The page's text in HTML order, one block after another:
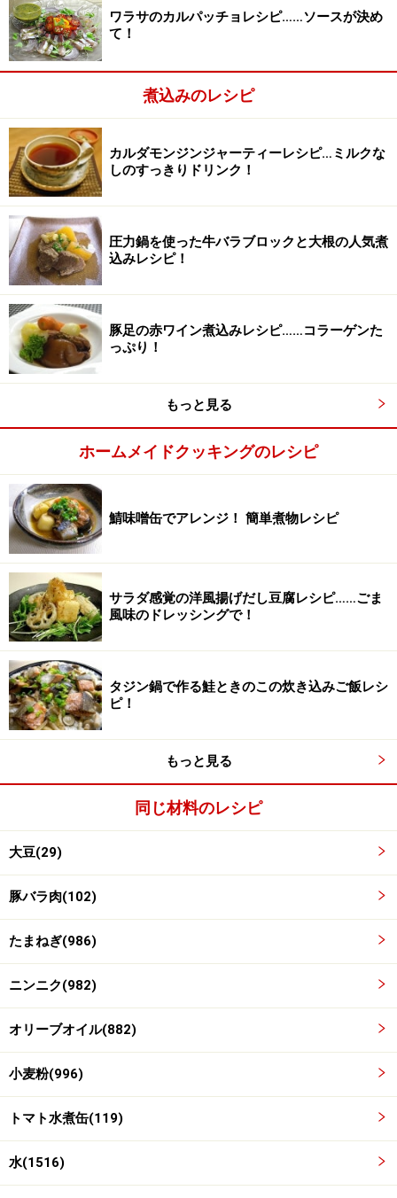
2
肉の表面が白くなったら小麦粉を振り入れる
肉の表面が白くなったら小麦粉を振り入れ混ぜ合わせま
3
他の材料を加え混ぜ合わせる
大豆の水煮缶、トマトの水煮缶、チリパウダー、カレー
粉、中濃ソース、水、塩、こしょう、ローリエを加え混
ワラサのカルパッチョレシピ……ソースが決め
て！
煮込みのレシピ
カルダモンジンジャーティーレシピ…ミルクな
しのすっきりドリンク！
圧力鍋を使った牛バラブロックと大根の人気煮
込みレシピ！
豚足の赤ワイン煮込みレシピ……コラーゲンた
っぷり！
もっと見る
ホームメイドクッキングのレシピ
鯖味噌缶でアレンジ！ 簡単煮物レシピ
サラダ感覚の洋風揚げだし豆腐レシピ……ごま
風味のドレッシングで！
タジン鍋で作る鮭ときのこの炊き込みご飯レシ
ピ！
もっと見る
同じ材料のレシピ
大豆(29)
豚バラ肉(102)
たまねぎ(986)
ニンニク(982)
オリーブオイル(882)
小麦粉(996)
トマト水煮缶(119)
水(1516)